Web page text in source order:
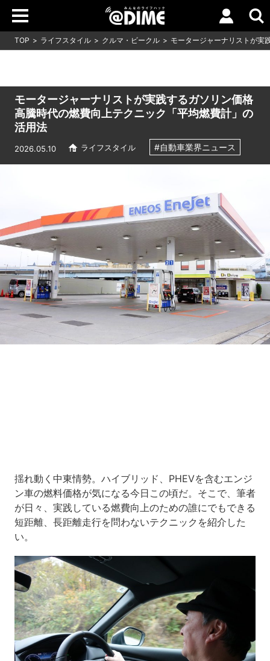
TOP ライフスタイル クルマ・ビークル モータージャーナリストが実
モータージャーナリストが実践するガソリン価格
高騰時代の燃費向上テクニック「平均燃費計」の
活用法
2026.05.10 ライフスタイル #自動車業界ニュース
揺れ動く中東情勢。ハイブリッド、PHEVを含むエンジ
ン車の燃料価格が気になる今日この頃だ。そこで、筆者
が日々、実践している燃費向上のための誰にでもできる
短距離、長距離走行を問わないテクニックを紹介した
い。